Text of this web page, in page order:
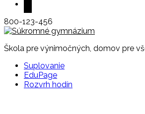
800-123-456
Škola pre výnimočných, domov pre
Suplovanie
EduPage
Rozvrh hodín